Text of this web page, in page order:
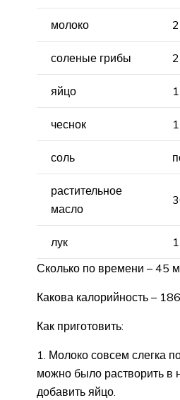
молоко
соленые грибы
яйцо
чеснок
соль
растительное
масло
лук
Сколько по времени – 45
Какова калорийность –
Как приготовить:
Молоко совсем слегка
можно было растворить в
добавить яйцо.